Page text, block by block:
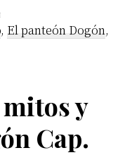
, El panteón Dogón,
y
Cap.